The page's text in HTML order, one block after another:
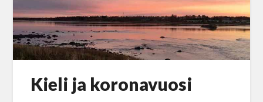
Kieli ja koronavuosi